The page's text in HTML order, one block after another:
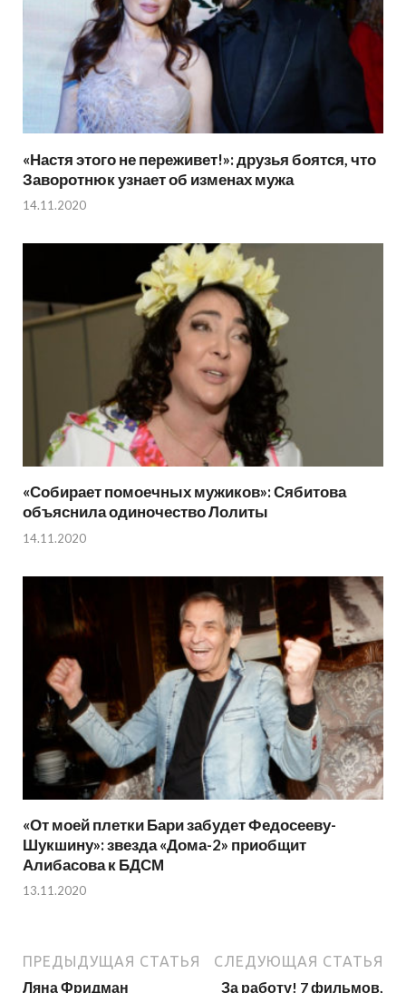
«Настя этого не переживет!»: друзья боятся, что
Заворотнюк узнает об изменах мужа
14.11.2020
«Собирает помоечных мужиков»: Сябитова
объяснила одиночество Лолиты
14.11.2020
«От моей плетки Бари забудет Федосееву-
Шукшину»: звезда «Дома-2» приобщит
Алибасова к БДСМ
13.11.2020
ПРЕДЫДУЩАЯ СТАТЬЯ
Ляна Фридман
СЛЕДУЮЩАЯ СТАТЬЯ
За работу! 7 фильмов,